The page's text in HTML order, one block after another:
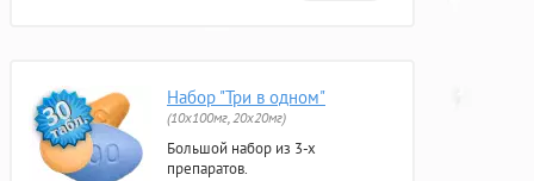
Набор "Три в одном"
(10x100мг, 20x20мг)
Большой набор из 3-х
препаратов.